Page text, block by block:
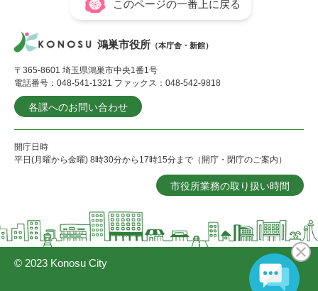
このページの一番上に戻る
鴻巣市役所 （本庁舎・新館）
〒365-8601 埼玉県鴻巣市中央1番1号
電話番号：048-541-1321 ファックス：048-542-9818
各課へのお問い合わせ
開庁日時
平日(月曜から金曜) 8時30分から17時15分まで（開庁・閉庁のご案内）
市役所業務の取り扱い時間
© 2023 Konosu City